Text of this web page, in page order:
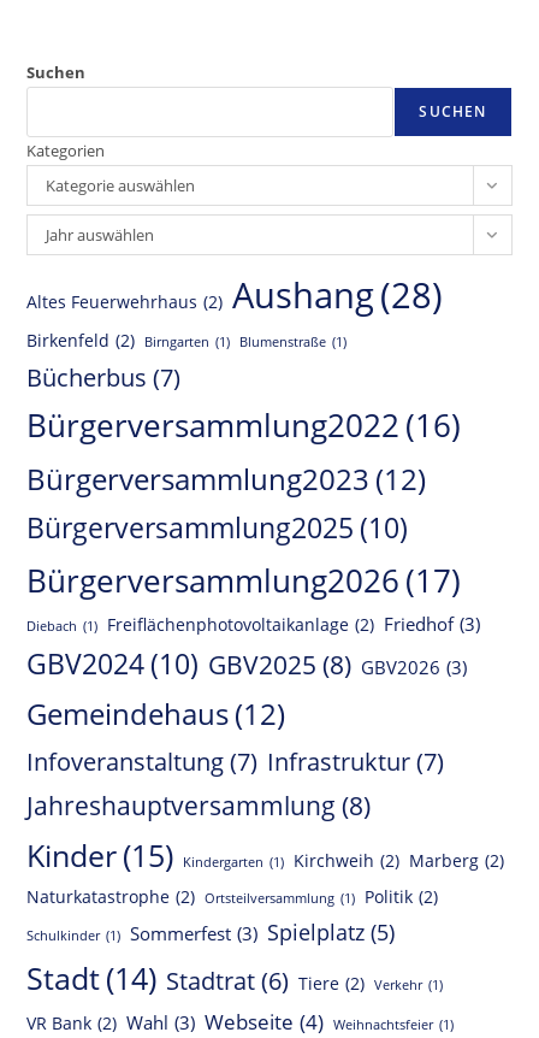
Suchen
SUCHEN
Kategorien
Kategorie auswählen
Archiv
Jahr auswählen
Altes Feuerwehrhaus (2) Aushang(28)
Birkenfeld (2) Birngarten (1) Blumenstraße (1)
Bücherbus (7)
Bürgerversammlung2022 (16)
Bürgerversammlung2023 (12)
Bürgerversammlung2025 (10)
Bürgerversammlung2026(17)
Diebach (1) Freiflächenphotovoltaikanlage (2) Friedhof (3)
GBV2024(10) GBV2025 (8) GBV2026 (3)
Gemeindehaus(12)
Infoveranstaltung(7) Infrastruktur(7)
Jahreshauptversammlung (8)
Kinder(15) Kindergarten (1) Kirchweih (2) Marberg (2)
Naturkatastrophe (2) Ortsteilversammlung (1) Politik (2)
Schulkinder (1) Sommerfest (3) Spielplatz (5)
Stadt(14) Stadtrat (6) Tiere (2) Verkehr (1)
VR Bank (2) Wahl (3) Webseite (4) Weihnachtsfeier (1)